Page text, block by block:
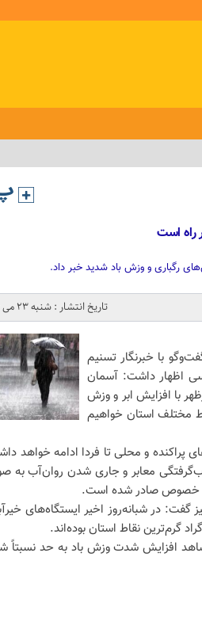
راه است
رگباری و وزش باد شدید خبر داد.
تاریخ انتشار : شنبه 23 می 2026 - 15:14
با خبرنگار تسنیم
اظهار داشت: آسمان
با افزایش ابر و وزش
مختلف استان خواهیم
پراکنده و محلی تا فردا ادامه خواهد
معابر و جاری شدن روان‌آب به
خصوص صادر شده است.
طی 24 ساعت گذشته نیز گفت: در شبانه‌روز اخیر
شاهد افزایش شدت وزش باد به حد نسبتاً